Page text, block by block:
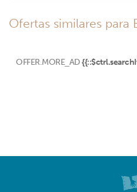
Ofertas similares para
OFFER.MORE_AD